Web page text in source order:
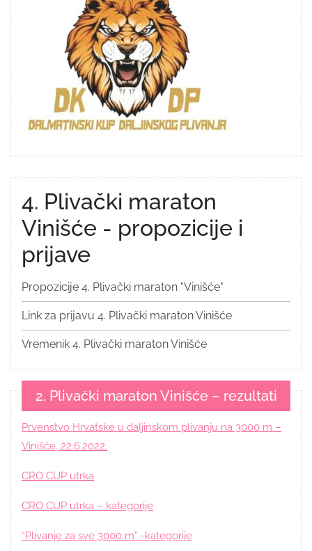
4. Plivački maraton
Vinišće - propozicije i
prijave
Propozicije 4. Plivački maraton "Vinišće"
Link za prijavu 4. Plivački maraton Vinišće
Vremenik 4. Plivački maraton Vinišće
2. Plivački maraton Vinišće – rezultati
Prvenstvo Hrvatske u daljinskom plivanju na 3000 m –
Vinišće, 22.6.2022.
CRO CUP utrka
CRO CUP utrka – kategorije
“Plivanje za sve 3000 m” -kategorije